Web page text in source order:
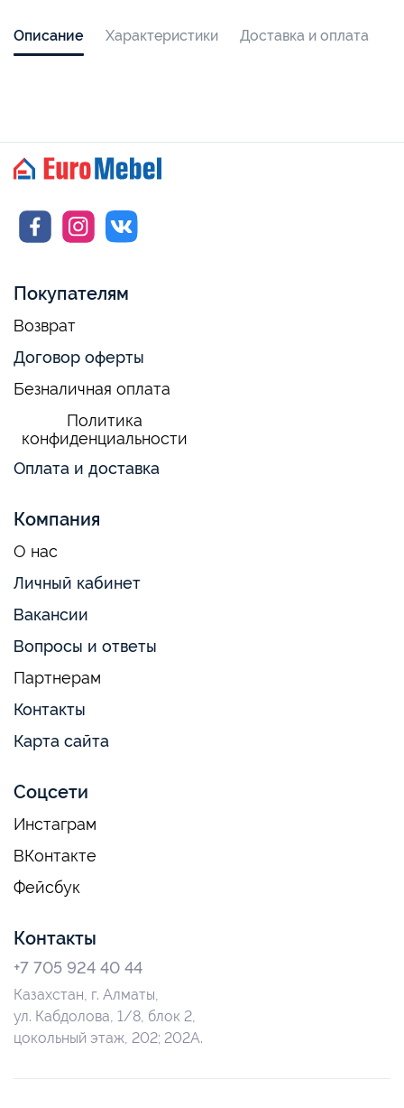
Описание Характеристики Доставка и оплата
Покупателям
Возврат
Договор оферты
Безналичная оплата
Политика
конфиденциальности
Оплата и доставка
Компания
О нас
Личный кабинет
Вакансии
Вопросы и ответы
Партнерам
Контакты
Карта сайта
Соцсети
Инстаграм
ВКонтакте
Фейсбук
Контакты
+7 705 924 40 44
Казахстан, г. Алматы,
ул. Кабдолова, 1/8, блок 2,
цокольный этаж, 202; 202А.